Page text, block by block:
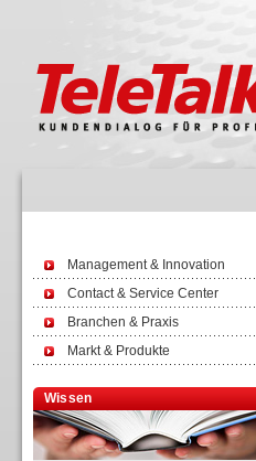
Management & Innovation
Contact & Service Center
Branchen & Praxis
Markt & Produkte
Wissen